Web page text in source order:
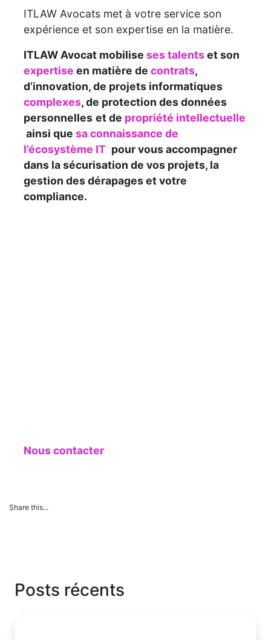
ITLAW Avocats met à votre service son
expérience et son expertise en la matière.
ITLAW Avocat mobilise ses talentset son
expertise en matière de contrats,
d’innovation, de projets informatiques
complexes,de protection des données
personnelles et de propriété intellectuelle
ainsi que sa connaissance de
l’écosystème IT pour vous accompagner
dans la sécurisation de vos projets, la
gestion des dérapages et votre
compliance.
Nous contacter
Share this...
Posts récents